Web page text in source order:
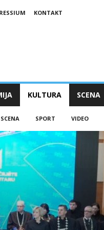
KONTAKT
KULTURA SCENA
SCENA SPORT VIDEO